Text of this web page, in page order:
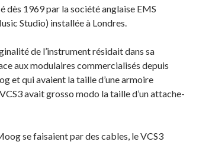
dès 1969 par la société anglaise EMS
Studio) installée à Londres.
de l’instrument résidait dans sa
aux modulaires commercialisés depuis
et qui avaient la taille d’une armoire
avait grosso modo la taille d’un attache-
se faisaient par des cables, le VCS3